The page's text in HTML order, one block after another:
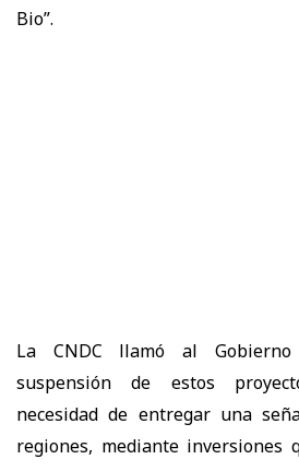
Bio”.
La CNDC llamó al
suspensión de estos
necesidad de entregar una
regiones, mediante inversiones